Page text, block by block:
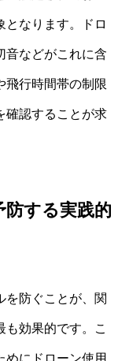
となります。ドロ
音などがこれに含
飛行時間帯の制限
確認することが求
防する実践的
を防ぐことが、関
効果的です。こ